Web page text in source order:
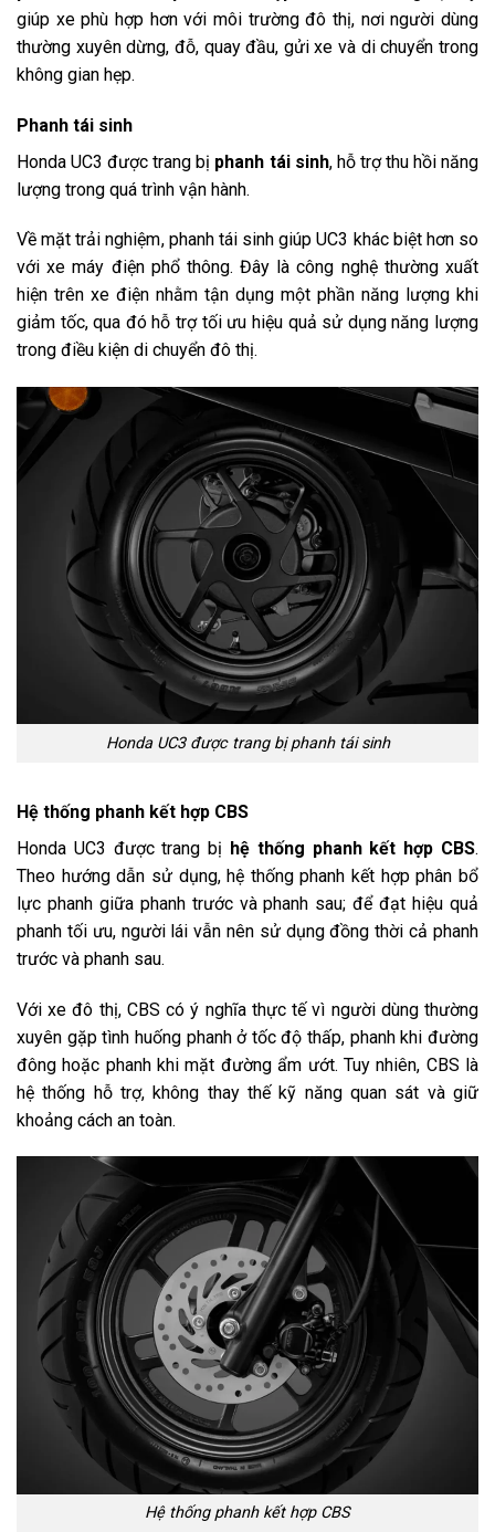
giúp xe phù hợp hơn với môi trường đô thị, nơi người dùng
thường xuyên dừng, đỗ, quay đầu, gửi xe và di chuyển trong
không gian hẹp.
Phanh tái sinh
Honda UC3 được trang bị phanh tái sinh, hỗ trợ thu hồi năng
lượng trong quá trình vận hành.
Về mặt trải nghiệm, phanh tái sinh giúp UC3 khác biệt hơn so
với xe máy điện phổ thông. Đây là công nghệ thường xuất
hiện trên xe điện nhằm tận dụng một phần năng lượng khi
giảm tốc, qua đó hỗ trợ tối ưu hiệu quả sử dụng năng lượng
trong điều kiện di chuyển đô thị.
Honda UC3 được trang bị phanh tái sinh
Hệ thống phanh kết hợp CBS
Honda UC3 được trang bị hệ thống phanh kết hợp CBS.
Theo hướng dẫn sử dụng, hệ thống phanh kết hợp phân bổ
lực phanh giữa phanh trước và phanh sau; để đạt hiệu quả
phanh tối ưu, người lái vẫn nên sử dụng đồng thời cả phanh
trước và phanh sau.
Với xe đô thị, CBS có ý nghĩa thực tế vì người dùng thường
xuyên gặp tình huống phanh ở tốc độ thấp, phanh khi đường
đông hoặc phanh khi mặt đường ẩm ướt. Tuy nhiên, CBS là
hệ thống hỗ trợ, không thay thế kỹ năng quan sát và giữ
khoảng cách an toàn.
Hệ thống phanh kết hợp CBS